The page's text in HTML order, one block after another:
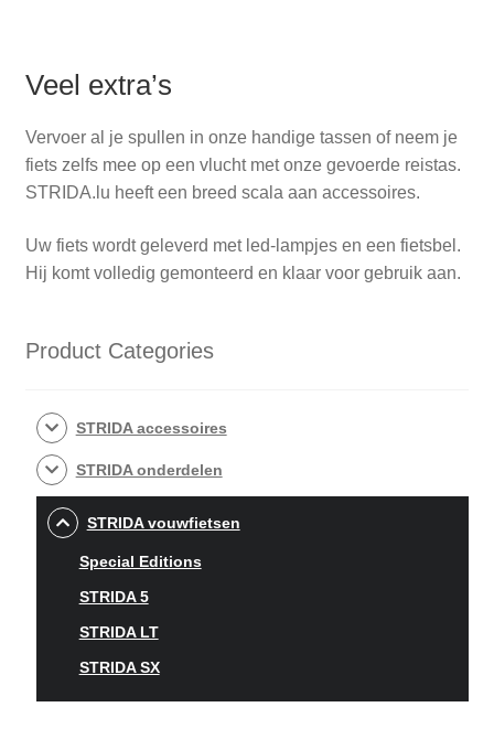
Veel extra’s
Vervoer al je spullen in onze handige tassen of neem je
fiets zelfs mee op een vlucht met onze gevoerde reistas.
STRIDA.lu heeft een breed scala aan accessoires.
Uw fiets wordt geleverd met led-lampjes en een fietsbel.
Hij komt volledig gemonteerd en klaar voor gebruik aan.
Product Categories
STRIDA accessoires
STRIDA onderdelen
STRIDA vouwfietsen
Special Editions
STRIDA 5
STRIDA LT
STRIDA SX